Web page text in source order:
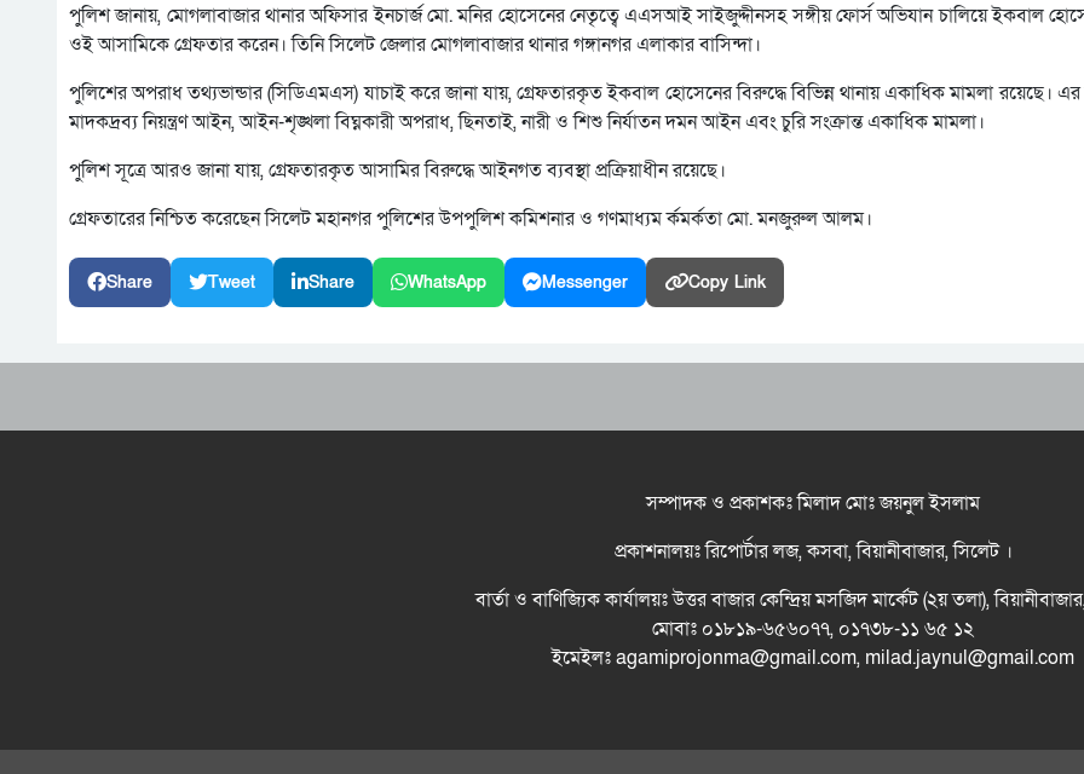
পুলিশ জানায়, মোগলাবাজার থানার অফিসার ইনচার্জ মো. মনির হোসেনের নেতৃত্বে এএসআই সাইজুদ্দীনসহ সঙ্গীয় ফোর্স অভিযান চালিয়ে ইকবাল
ওই আসামিকে গ্রেফতার করেন। তিনি সিলেট জেলার মোগলাবাজার থানার গঙ্গানগর এলাকার বাসিন্দা।
পুলিশের অপরাধ তথ্যভান্ডার (সিডিএমএস) যাচাই করে জানা যায়, গ্রেফতারকৃত ইকবাল হোসেনের বিরুদ্ধে বিভিন্ন থানায় একাধিক মামলা রয়েছে।
মাদকদ্রব্য নিয়ন্ত্রণ আইন, আইন-শৃঙ্খলা বিঘ্নকারী অপরাধ, ছিনতাই, নারী ও শিশু নির্যাতন দমন আইন এবং চুরি সংক্রান্ত একাধিক মামলা।
পুলিশ সূত্রে আরও জানা যায়, গ্রেফতারকৃত আসামির বিরুদ্ধে আইনগত ব্যবস্থা প্রক্রিয়াধীন রয়েছে।
গ্রেফতারের নিশ্চিত করেছেন সিলেট মহানগর পুলিশের উপপুলিশ কমিশনার ও গণমাধ্যম র্কমর্কতা মো. মনজুরুল আলম।
Share Tweet Share WhatsApp Messenger Copy Link
সম্পাদক ও প্রকাশকঃ মিলাদ মোঃ জয়নুল ইসলাম
প্রকাশনালয়ঃ রিপোর্টার লজ, কসবা, বিয়ানীবাজার, সিলেট ।
বার্তা ও বাণিজ্যিক কার্যালয়ঃ উত্তর বাজার কেন্দ্রিয় মসজিদ মার্কেট (২য় তলা),
মোবাঃ ০১৮১৯-৬৫৬০৭৭, ০১৭৩৮-১১ ৬৫ ১২
ইমেইলঃ agamiprojonma@gmail.com, milad.jaynul@gmail.com